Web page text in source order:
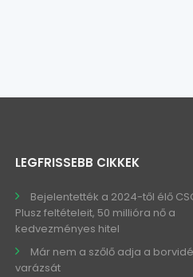
LEGFRISSEBB CIKKEK
Bejelentették a 2024-től élő
Plusz feltételeit, 50 millióra nő a
kedvezményes hitel
Már nem a szőlő adja a
varázsát